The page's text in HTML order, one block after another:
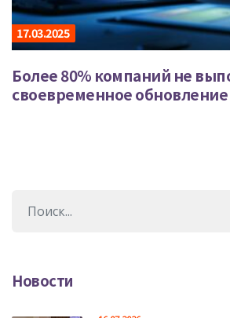
17.03.2025
Более 80% компаний не
своевременное
Новости